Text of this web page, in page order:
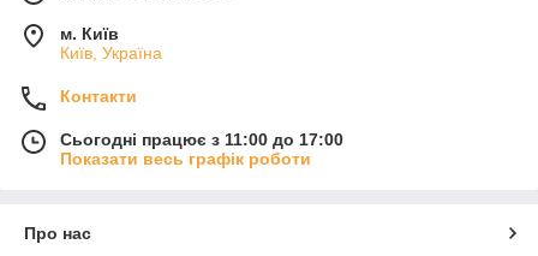
м. Київ
Київ, Україна
Контакти
Сьогодні працює з 11:00 до 17:00
Показати весь графік роботи
Про нас